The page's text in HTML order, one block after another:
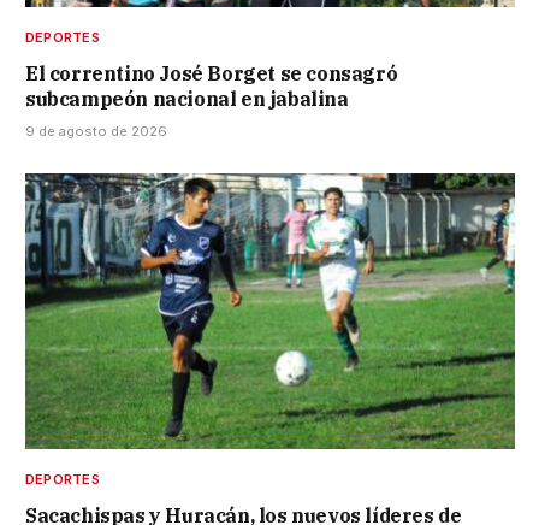
DEPORTES
El correntino José Borget se consagró
subcampeón nacional en jabalina
9 de agosto de 2026
DEPORTES
Sacachispas y Huracán, los nuevos líderes de